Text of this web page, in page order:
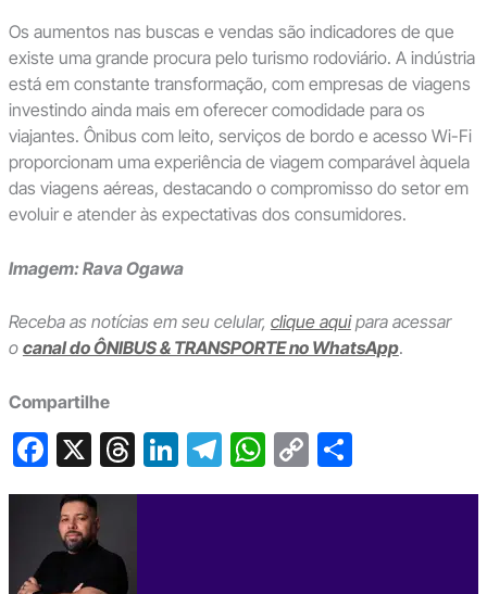
Os aumentos nas buscas e vendas são indicadores de que
existe uma grande procura pelo turismo rodoviário. A indústria
está em constante transformação, com empresas de viagens
investindo ainda mais em oferecer comodidade para os
viajantes. Ônibus com leito, serviços de bordo e acesso Wi-Fi
proporcionam uma experiência de viagem comparável àquela
das viagens aéreas, destacando o compromisso do setor em
evoluir e atender às expectativas dos consumidores.
Imagem: Rava Ogawa
Receba as notícias em seu celular, clique aquipara acessar
o canal do ÔNIBUS & TRANSPORTE no WhatsApp.
Compartilhe
F
a
c
e
X T
hr
Li
n
T
el
W
h
C
o
S
h